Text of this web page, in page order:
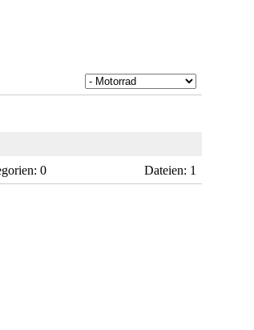
0 Dateien: 1